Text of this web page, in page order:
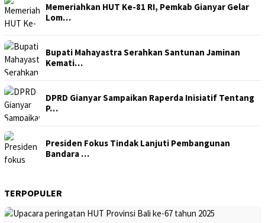
Memeriahkan HUT Ke-81 RI, Pemkab Gianyar Gelar
Lom…
Bupati Mahayastra Serahkan Santunan Jaminan
Kemati…
DPRD Gianyar Sampaikan Raperda Inisiatif Tentang
P…
Presiden Fokus Tindak Lanjuti Pembangunan
Bandara …
TERPOPULER